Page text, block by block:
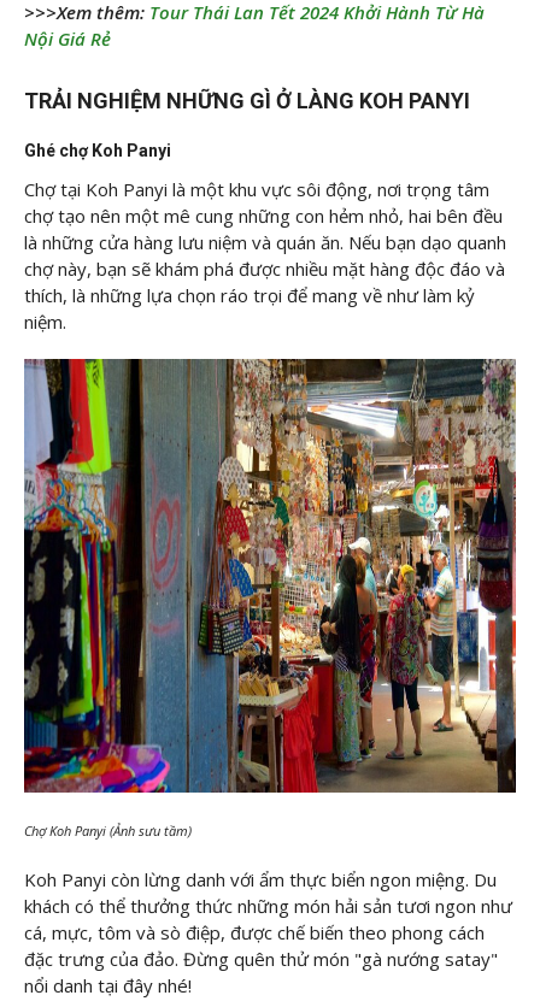
>>>Xem thêm: Tour Thái Lan Tết 2024 Khởi Hành Từ Hà
Nội Giá Rẻ
TRẢI NGHIỆM NHỮNG GÌ Ở LÀNG KOH PANYI
Ghé chợ Koh Panyi
Chợ tại Koh Panyi là một khu vực sôi động, nơi trọng tâm
chợ tạo nên một mê cung những con hẻm nhỏ, hai bên đều
là những cửa hàng lưu niệm và quán ăn. Nếu bạn dạo quanh
chợ này, bạn sẽ khám phá được nhiều mặt hàng độc đáo và
thích, là những lựa chọn ráo trọi để mang về như làm kỷ
niệm.
Chợ Koh Panyi (Ảnh sưu tầm)
Koh Panyi còn lừng danh với ẩm thực biển ngon miệng. Du
khách có thể thưởng thức những món hải sản tươi ngon như
cá, mực, tôm và sò điệp, được chế biến theo phong cách
đặc trưng của đảo. Đừng quên thử món "gà nướng satay"
nổi danh tại đây nhé!